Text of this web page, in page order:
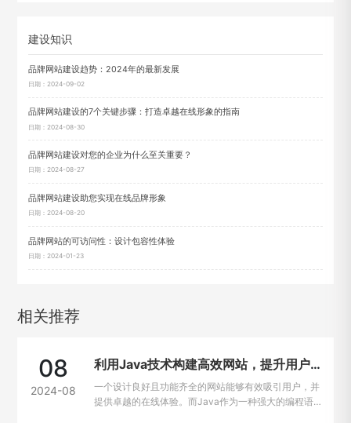
建设知识
品牌网站建设趋势：2024年的最新发展
日期：2024-09-02
品牌网站建设的7个关键步骤：打造卓越在线形象的指南
日期：2024-08-30
品牌网站建设对您的企业为什么至关重要？
日期：2024-08-27
品牌网站建设助您实现在线品牌形象
日期：2024-08-20
品牌网站的可访问性：设计包容性体验
日期：2024-01-23
相关推荐
08
2024-08
利用Java技术构建高效网站，提升用户在线体验
一个设计良好且功能齐全的网站能够有效吸引用户，并
提供卓越的在线体验。而Java作为一种强大的编程语